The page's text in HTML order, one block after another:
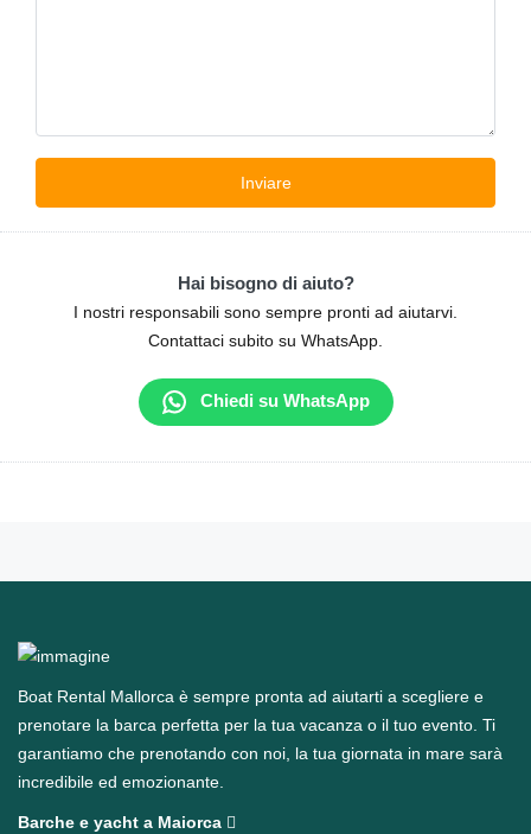
Hai bisogno di aiuto?
I nostri responsabili sono sempre pronti ad aiutarvi.
Contattaci subito su WhatsApp.
Chiedi su WhatsApp
Boat Rental Mallorca è sempre pronta ad aiutarti a scegliere e
prenotare la barca perfetta per la tua vacanza o il tuo evento. Ti
garantiamo che prenotando con noi, la tua giornata in mare sarà
incredibile ed emozionante.
Barche e yacht a Maiorca